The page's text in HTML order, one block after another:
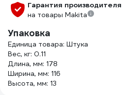
Гарантия производителя
на товары Makita
Упаковка
Единица товара: Штука
Вес, кг: 0.11
Длина, мм: 178
Ширина, мм: 116
Высота, мм: 13